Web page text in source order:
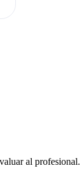
al profesional.